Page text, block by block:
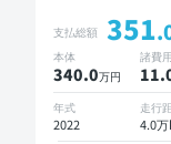
インドスポット
デジタルインナ
オートクルーズ
トキー ETC バッ
ター ドライブレ
ー 衝突軽減
支払総額 351
本体
340.0万円
諸費用
11
年式
2022
走行
4.0